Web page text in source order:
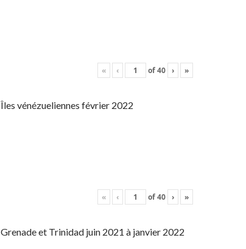
« ‹ of40 › »
Îles vénézueliennes février 2022
« ‹ of40 › »
Grenade et Trinidad juin 2021 à janvier 2022